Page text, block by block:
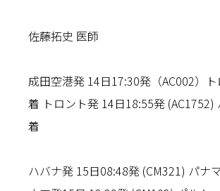
佐藤拓史 医師
成田空港発 14日17:30発（AC002）
着 トロント発 14日18:55発 (AC1752)
着
ハバナ発 15日08:48発 (CM321) パナ